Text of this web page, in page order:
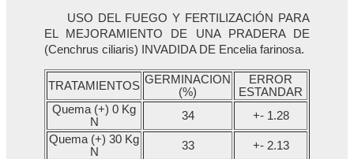
USO DEL FUEGO Y FERTILIZACIÓN PARA
EL MEJORAMIENTO DE UNA PRADERA DE
(Cenchrus ciliaris) INVADIDA DE Encelia farinosa.
TRATAMIENTOS GERMINACION
(%)
ERROR
ESTANDAR
Quema (+) 0 Kg
N
34
+- 1.28
Quema (+) 30 Kg
N
33
+- 2.13